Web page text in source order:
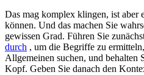
Das mag komplex klingen, ist aber
können. Und das machen Sie
gewissen Grad. Führen Sie
durch , um die Begriffe zu
Allgemeinen suchen, und behalten
Kopf. Geben Sie danach den